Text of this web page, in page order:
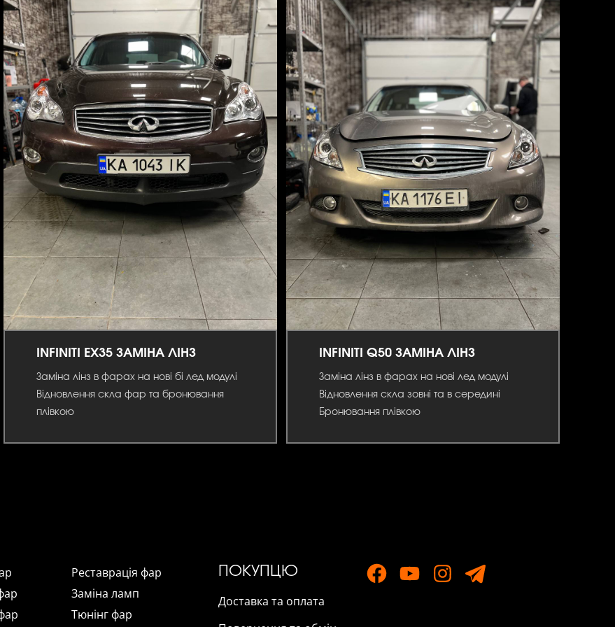
INFINITI EX35 ЗАМІНА ЛІНЗ
Заміна лінз в фарах на нові бі лед модулі
Відновлення скла фар та бронювання
плівкою
INFINITI Q50 ЗАМІНА ЛІНЗ
Заміна лінз в фарах на нові лед модулі
Відновлення скла зовні та в середині
Бронювання плівкою
Реставрація фар
Заміна ламп
Тюнінг фар
ПОКУПЦЮ
Доставка та оплата